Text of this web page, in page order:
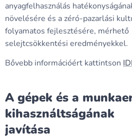
anyagfelhasználás
növelésére és a zéró-pazarlási
folyamatos fejlesztésére, mérhető
selejtcsökkentési eredményekkel.
Bővebb információért kattintson
A gépek és a
kihasználtságának
javítása